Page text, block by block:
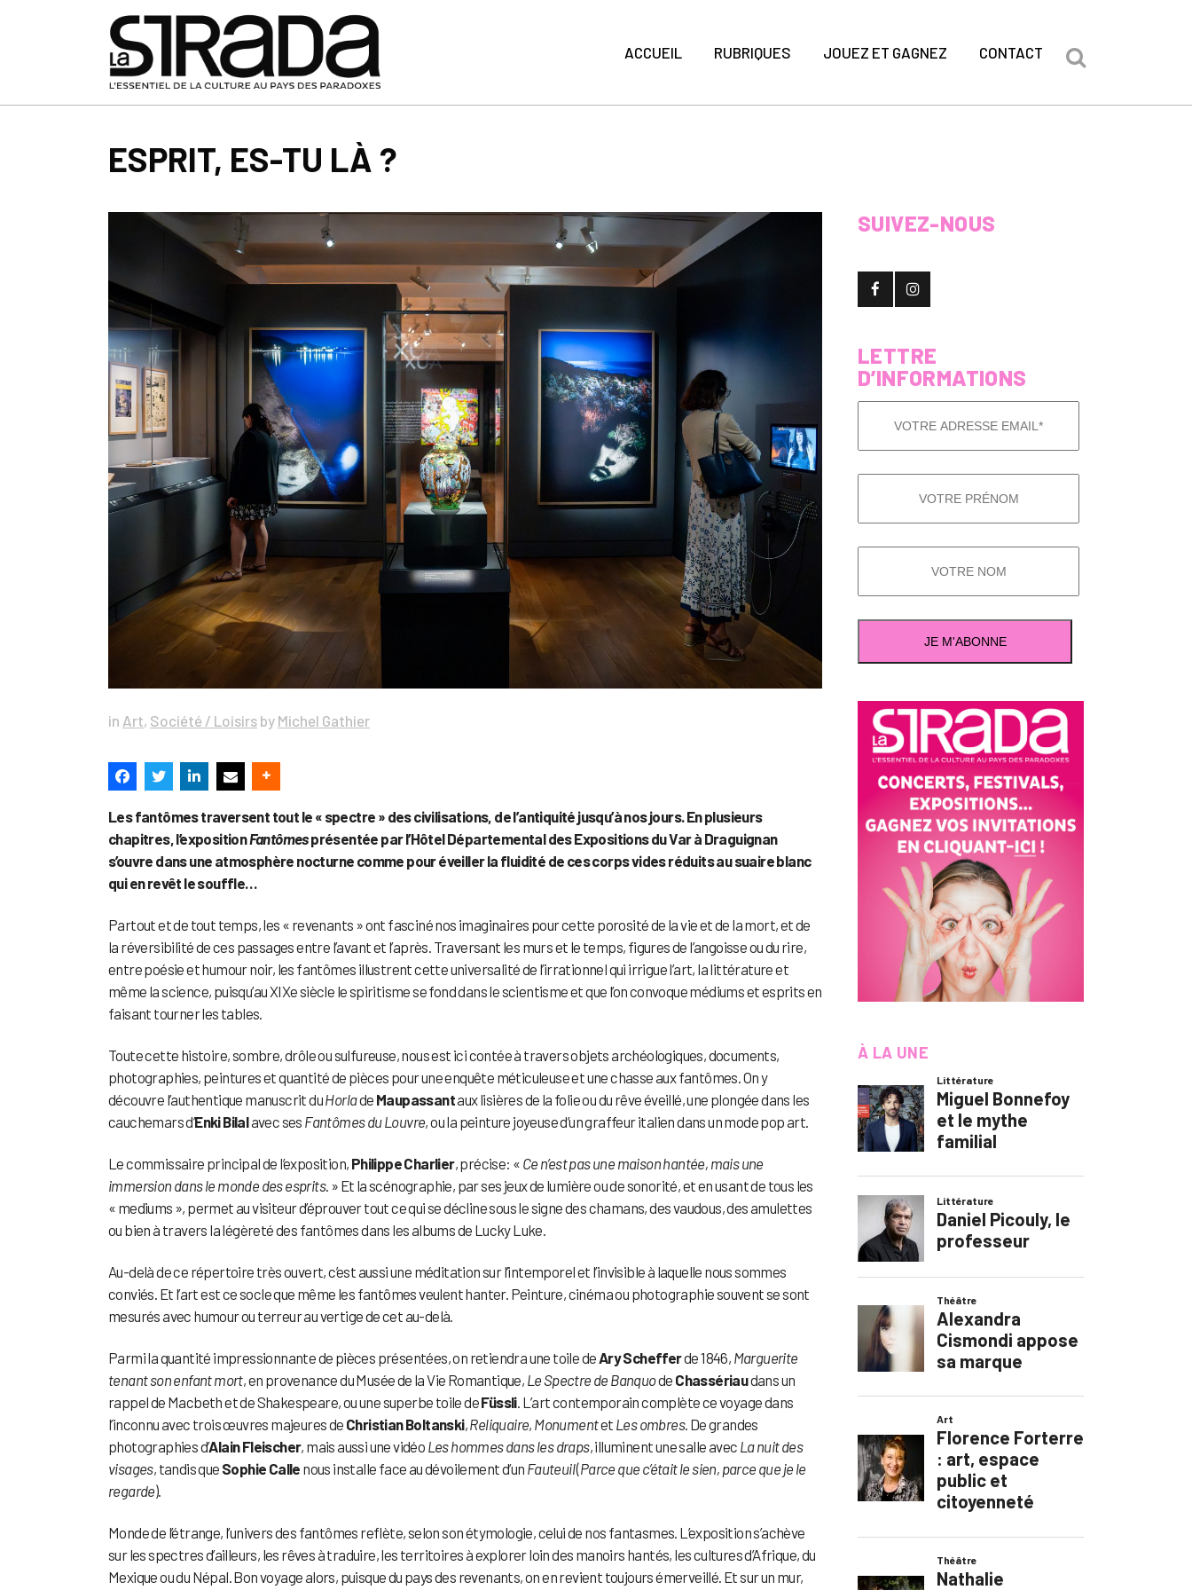
ACCUEIL RUBRIQUES JOUEZ ET GAGNEZ CONTACT
ESPRIT, ES-TU LÀ ?
in Art, Société / Loisirs by Michel Gathier
Les fantômes traversent tout le « spectre » des civilisations, de l’antiquité jusqu’à nos jours. En plusieurs
chapitres, l’expositionFantômesprésentée par l’Hôtel Départemental des Expositions du Var à Draguignan
s’ouvre dans une atmosphère nocturne comme pour éveiller la fluidité de ces corps vides réduits au suaire blanc
qui en revêt le souffle…
Partout et de tout temps, les « revenants » ont fasciné nos imaginaires pour cette porosité de la vie et de la mort, et de
la réversibilité de ces passages entre l’avant et l’après. Traversant les murs et le temps, figures de l’angoisse ou du rire,
entre poésie et humour noir, les fantômes illustrent cette universalité de l’irrationnel qui irrigue l’art, la littérature et
même la science, puisqu’au XIXe siècle le spiritisme se fond dans le scientisme et que l’on convoque médiums et esprits en
faisant tourner les tables.
Toute cette histoire, sombre, drôle ou sulfureuse, nous est ici contée à travers objets archéologiques, documents,
photographies, peintures et quantité de pièces pour une enquête méticuleuse et une chasse aux fantômes. On y
découvre l’authentique manuscrit duHorlade Maupassantaux lisières de la folie ou du rêve éveillé, une plongée dans les
cauchemars d’Enki Bilalavec ses Fantômes du Louvre, ou la peinture joyeuse d’un graffeur italien dans un mode pop art.
Le commissaire principal de l’exposition, Philippe Charlier, précise: « Ce n’est pas une maison hantée, mais une
immersion dans le monde des esprits. » Et la scénographie, par ses jeux de lumière ou de sonorité, et en usant de tous les
« mediums », permet au visiteur d’éprouver tout ce qui se décline sous le signe des chamans, des vaudous, des amulettes
ou bien à travers la légèreté des fantômes dans les albums de Lucky Luke.
Au-delà de ce répertoire très ouvert, c’est aussi une méditation sur l’intemporel et l’invisible à laquelle nous sommes
conviés. Et l’art est ce socle que même les fantômes veulent hanter. Peinture, cinéma ou photographie souvent se sont
mesurés avec humour ou terreur au vertige de cet au-delà.
Parmi la quantité impressionnante de pièces présentées, on retiendra une toile de Ary Schefferde 1846, Marguerite
tenant son enfant mort, en provenance du Musée de la Vie Romantique, Le Spectre de Banquode Chassériaudans un
rappel de Macbeth et de Shakespeare, ou une superbe toile deFüssli. L’art contemporain complète ce voyage dans
l’inconnu avec trois œuvres majeures de Christian Boltanski,Reliquaire, Monumentet Les ombres. De grandes
photographies d’Alain Fleischer, mais aussi une vidéo Les hommes dans les draps, illuminent une salle avec La nuit des
visages, tandis que Sophie Calle nous installe face au dévoilement d’un Fauteuil(Parce que c’était le sien, parce que je le
regarde).
Monde de l’étrange, l’univers des fantômes reflète, selon son étymologie, celui de nos fantasmes. L’exposition s’achève
sur les spectres d’ailleurs, les rêves à traduire, les territoires à explorer loin des manoirs hantés, les cultures d’Afrique, du
Mexique ou du Népal. Bon voyage alors, puisque du pays des revenants, on en revient toujours émerveillé. Et sur un mur,
SUIVEZ-NOUS
LETTRE
D’INFORMATIONS
À LA UNE